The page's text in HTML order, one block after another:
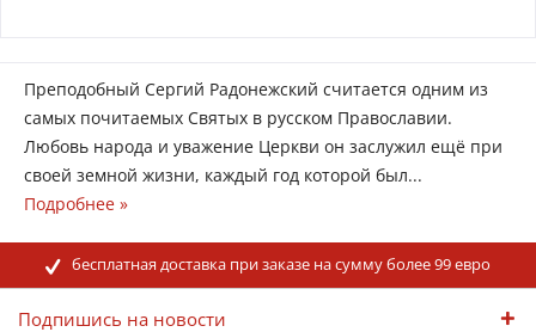
Преподобный Сергий Радонежский считается одним из
самых почитаемых Святых в русском Православии.
Любовь народа и уважение Церкви он заслужил ещё при
своей земной жизни, каждый год которой был...
Подробнее »
бесплатная доставка при заказе на сумму более 99 евро
Подпишись на новости